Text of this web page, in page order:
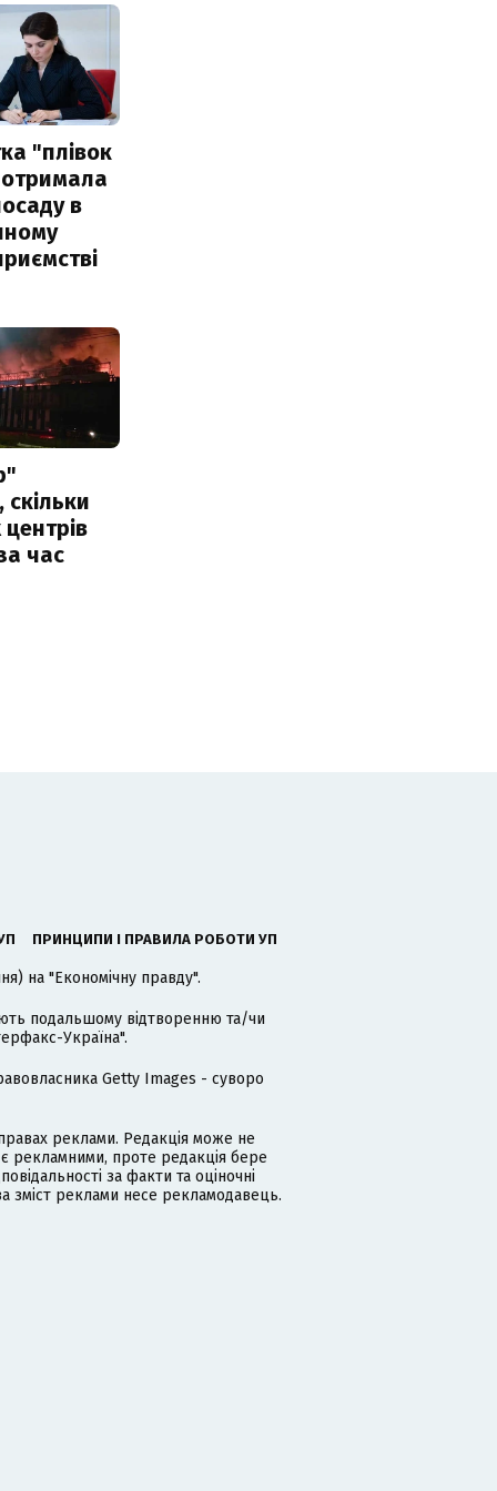
"плівок
в
скільки
час
ПРИНЦИПИ І ПРАВИЛА РОБОТИ УП
на "Економічну правду".
подальшому відтворенню та/чи
Україна".
Getty Images - суворо
реклами. Редакція може не
рекламними, проте редакція бере
за факти та оціночні
зміст реклами несе рекламодавець.